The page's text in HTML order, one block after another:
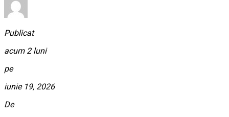
Publicat
acum 2 luni
pe
iunie 19, 2026
De